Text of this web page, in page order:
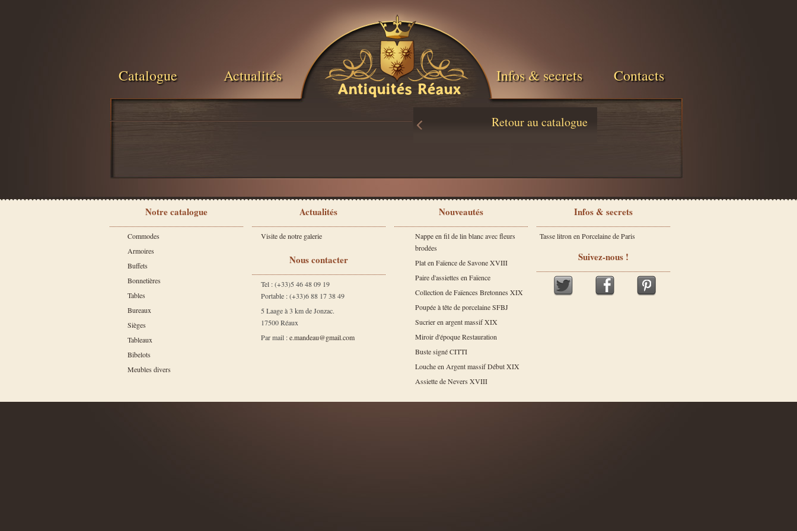
Antiquités Réaux
Catalogue Actualités Infos & secrets Contacts
Retour au catalogue
Notre catalogue
Commodes
Armoires
Buffets
Bonnetières
Tables
Bureaux
Sièges
Tableaux
Bibelots
Meubles divers
Actualités
Visite de notre galerie
Nous contacter
Tel : (+33)5 46 48 09 19
Portable : (+33)6 88 17 38 49
5 Laage à 3 km de Jonzac.
17500 Réaux
Par mail :e.mandeau@gmail.com
Nouveautés
Nappe en fil de lin blanc avec fleurs
brodées
Plat en Faïence de Savone XVIII
Paire d'assiettes en Faïence
Collection de Faïences Bretonnes XIX
Poupée à tête de porcelaine SFBJ
Sucrier en argent massif XIX
Miroir d'époque Restauration
Buste signé CITTI
Louche en Argent massif Début XIX
Assiette de Nevers XVIII
Infos & secrets
Tasse litron en Porcelaine de Paris
Suivez-nous !